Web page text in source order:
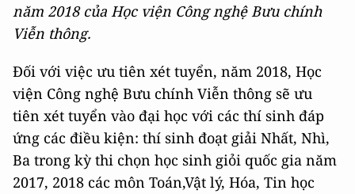
năm 2018 của Học viện Công nghệ Bưu chính
Viễn thông.
Đối với việc ưu tiên xét tuyển, năm 2018, Học
viện Công nghệ Bưu chính Viễn thông sẽ ưu
tiên xét tuyển vào đại học với các thí sinh đáp
ứng các điều kiện: thí sinh đoạt giải Nhất, Nhì,
Ba trong kỳ thi chọn học sinh giỏi quốc gia năm
2017, 2018 các môn Toán,Vật lý, Hóa, Tin học